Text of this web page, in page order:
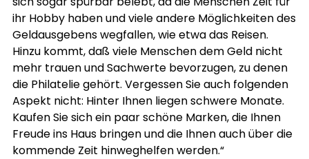
ihr Hobby haben und viele andere Möglichkeiten des
Geldausgebens wegfallen, wie etwa das Reisen.
Hinzu kommt, daß viele Menschen dem Geld nicht
mehr trauen und Sachwerte bevorzugen, zu denen
die Philatelie gehört. Vergessen Sie auch folgenden
Aspekt nicht: Hinter Ihnen liegen schwere Monate.
Kaufen Sie sich ein paar schöne Marken, die Ihnen
Freude ins Haus bringen und die Ihnen auch über die
kommende Zeit hinweghelfen werden.“